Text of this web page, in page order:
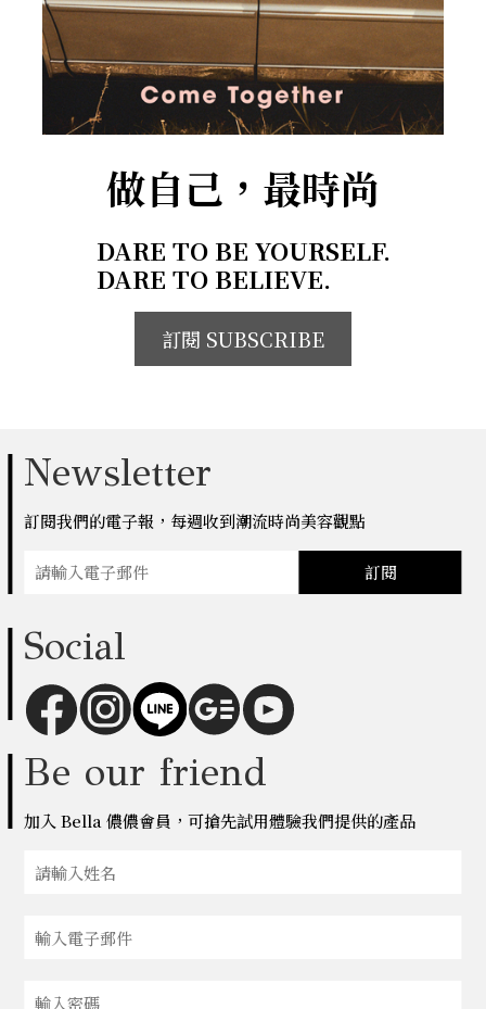
做自己，最時尚
DARE TO BE YOURSELF.
DARE TO BELIEVE.
訂閱 SUBSCRIBE
Newsletter
訂閱我們的電子報，每週收到潮流時尚美容觀點
訂閱
Social
Be our friend
加入 Bella 儂儂會員，可搶先試用體驗我們提供的產品